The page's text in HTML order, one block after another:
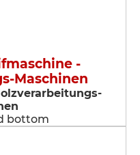
-
Maschinen
bottom